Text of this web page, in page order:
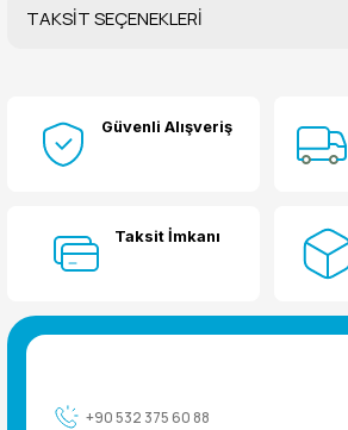
Yorum Yaz
TAKSİT SEÇENEKLERİ
Güvenli Alışveriş
Taksit İmkanı
+90 532 375 60 88